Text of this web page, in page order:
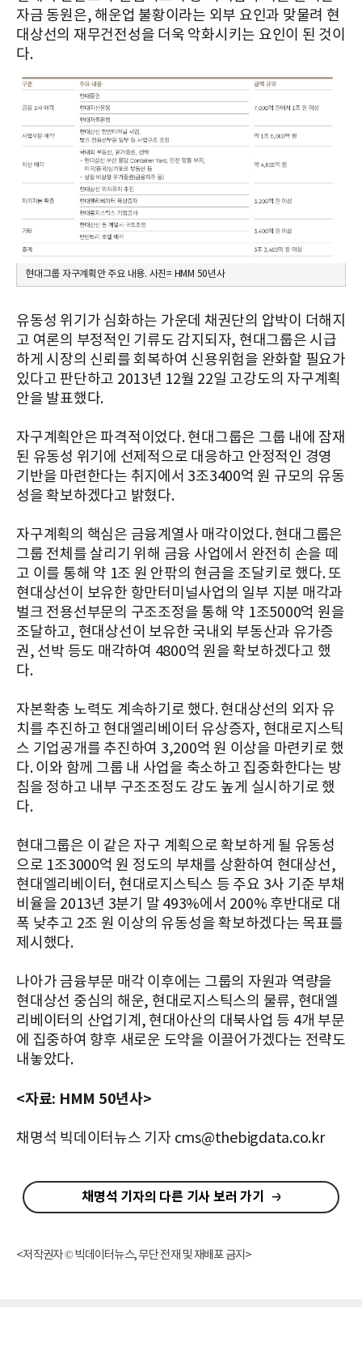
자금 동원은, 해운업 불황이라는 외부 요인과 맞물려 현
대상선의 재무건전성을 더욱 악화시키는 요인이 된 것이
다.
현대그룹 자구계획안 주요 내용. 사진= HMM 50년사
유동성 위기가 심화하는 가운데 채권단의 압박이 더해지
고 여론의 부정적인 기류도 감지되자, 현대그룹은 시급
하게 시장의 신뢰를 회복하여 신용위험을 완화할 필요가
있다고 판단하고 2013년 12월 22일 고강도의 자구계획
안을 발표했다.
자구계획안은 파격적이었다. 현대그룹은 그룹 내에 잠재
된 유동성 위기에 선제적으로 대응하고 안정적인 경영
기반을 마련한다는 취지에서 3조3400억 원 규모의 유동
성을 확보하겠다고 밝혔다.
자구계획의 핵심은 금융계열사 매각이었다. 현대그룹은
그룹 전체를 살리기 위해 금융 사업에서 완전히 손을 떼
고 이를 통해 약 1조 원 안팎의 현금을 조달키로 했다. 또
현대상선이 보유한 항만터미널사업의 일부 지분 매각과
벌크 전용선부문의 구조조정을 통해 약 1조5000억 원을
조달하고, 현대상선이 보유한 국내외 부동산과 유가증
권, 선박 등도 매각하여 4800억 원을 확보하겠다고 했
다.
자본확충 노력도 계속하기로 했다. 현대상선의 외자 유
치를 추진하고 현대엘리베이터 유상증자, 현대로지스틱
스 기업공개를 추진하여 3,200억 원 이상을 마련키로 했
다. 이와 함께 그룹 내 사업을 축소하고 집중화한다는 방
침을 정하고 내부 구조조정도 강도 높게 실시하기로 했
다.
현대그룹은 이 같은 자구 계획으로 확보하게 될 유동성
으로 1조3000억 원 정도의 부채를 상환하여 현대상선,
현대엘리베이터, 현대로지스틱스 등 주요 3사 기준 부채
비율을 2013년 3분기 말 493%에서 200% 후반대로 대
폭 낮추고 2조 원 이상의 유동성을 확보하겠다는 목표를
제시했다.
나아가 금융부문 매각 이후에는 그룹의 자원과 역량을
현대상선 중심의 해운, 현대로지스틱스의 물류, 현대엘
리베이터의 산업기계, 현대아산의 대북사업 등 4개 부문
에 집중하여 향후 새로운 도약을 이끌어가겠다는 전략도
내놓았다.
<자료: HMM 50년사>
채명석 빅데이터뉴스 기자 cms@thebigdata.co.kr
채명석 기자의 다른 기사 보러 가기
<저작권자 © 빅데이터뉴스, 무단 전재 및 재배포 금지>